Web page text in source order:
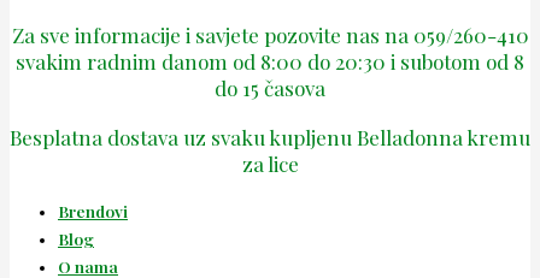
Za sve informacije i savjete pozovite nas na 059/260-410
svakim radnim danom od 8:00 do 20:30 i subotom od 8
do 15 časova
Besplatna dostava uz svaku kupljenu Belladonna kremu
za lice
Brendovi
Blog
O nama